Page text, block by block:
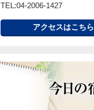
TEL:04-2006-1427
アクセスはこちら